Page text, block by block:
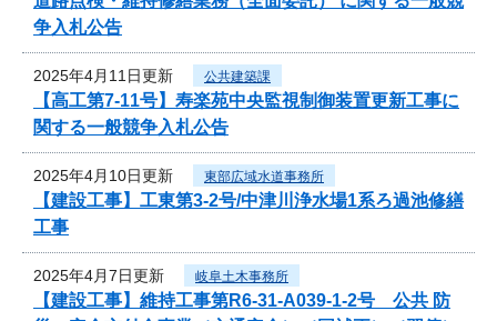
争入札公告
2025年4月11日更新 公共建築課
【高工第7-11号】寿楽苑中央監視制御装置更新工事に
関する一般競争入札公告
2025年4月10日更新 東部広域水道事務所
【建設工事】工東第3-2号/中津川浄水場1系ろ過池修繕
工事
2025年4月7日更新 岐阜土木事務所
【建設工事】維持工事第R6-31-A039-1-2号 公共 防